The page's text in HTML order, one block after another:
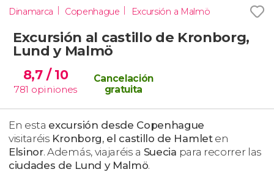
Dinamarca Copenhague Excursión a Malmö
Excursión al castillo de Kronborg,
Lund y Malmö
8,7 / 10
781 opiniones
Cancelación
gratuita
En esta excursión desde Copenhague
visitaréis Kronborg, el castillo de Hamleten
Elsinor. Además, viajaréis a Suecia para recorrer las
ciudades de Lund y Malmö.